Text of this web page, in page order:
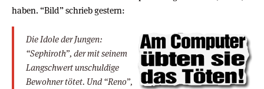
haben. “Bild” schrieb gestern:
Die Idole der Jungen:
“Sephiroth”, der mit seinem
Langschwert unschuldige
Bewohner tötet. Und “Reno”,